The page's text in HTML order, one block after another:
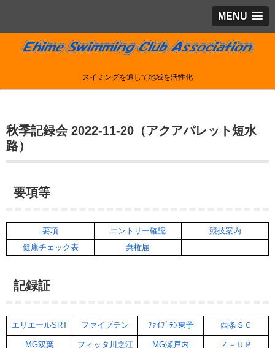
MENU
スイミングを通して地域を活性化
秋季記録会 2022-11-20（アクアパレット短水
路）
要項等
要項 エントリー確認
競技案内
健康チェック表
棄権届
記録証
エリエールSRT ファイブテン ﾌｧｲﾌﾞﾃﾝ東予 西条ＳＣ
MG双葉 フィッタ川之江 MG瀬戸内 Ｚ－ＵＰ